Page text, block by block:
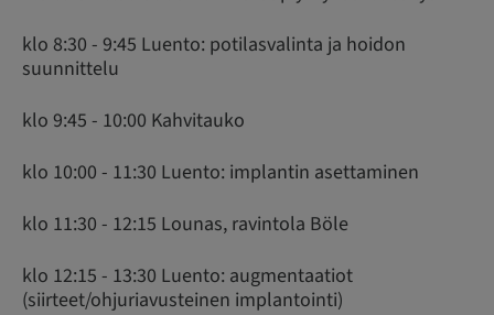
klo 8:30 - 9:45 Luento: potilasvalinta ja hoidon
suunnittelu
klo 9:45 - 10:00 Kahvitauko
klo 10:00 - 11:30 Luento: implantin asettaminen
klo 11:30 - 12:15 Lounas, ravintola Böle
klo 12:15 - 13:30 Luento: augmentaatiot
(siirteet/ohjuriavusteinen implantointi)